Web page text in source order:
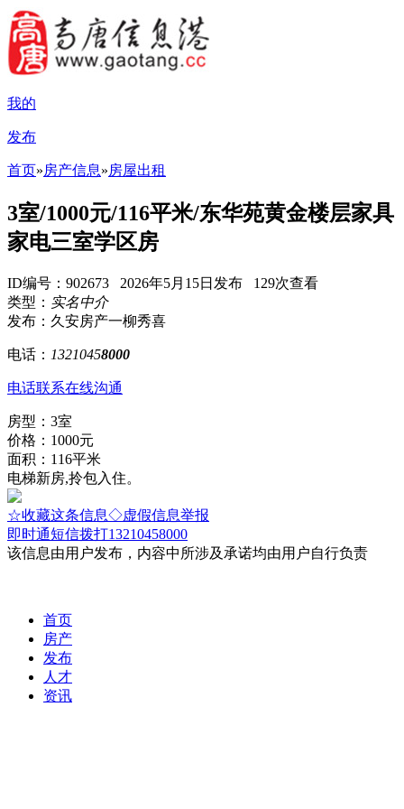
我的
发布
首页»房产信息»房屋出租
3室/1000元/116平米/东华苑黄金楼层家具
家电三室学区房
ID编号：902673 2026年5月15日发布 129次查看
类型： 实名中介
发布：久安房产一柳秀喜
电话： 13210458000
电话联系在线沟通
房型：3室
价格：1000元
面积：116平米
电梯新房,拎包入住。
☆收藏这条信息◇虚假信息举报
即时通短信拨打13210458000
该信息由用户发布，内容中所涉及承诺均由用户自行负责
首页
房产
发布
人才
资讯